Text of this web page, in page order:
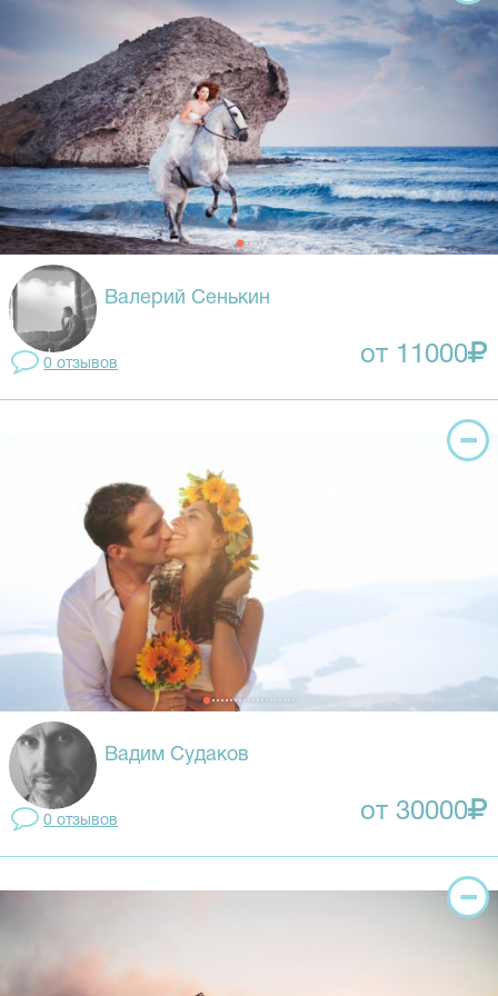
Валерий Сенькин
0 отзывов от 11000
Вадим Судаков
0 отзывов от 30000